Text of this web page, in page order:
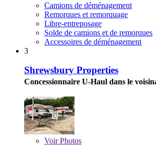
Camions de déménagement
Remorques et remorquage
Libre-entreposage
Solde de camions et de remorques
Accessoires de déménagement
3
Shrewsbury Properties
Concessionnaire U-Haul dans le
VoirPhotos